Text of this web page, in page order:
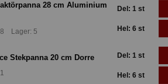
28 cm Aluminium
Lager: 5
Del: 1 st
Hel: 6 st
Stekpanna 20 cm Dorre Del: 1 st
Hel: 6 st